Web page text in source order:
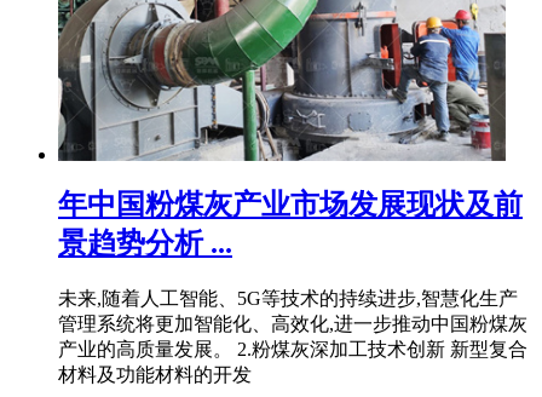
年中国粉煤灰产业市场发展现状及前
景趋势分析 ...
未来,随着人工智能、5G等技术的持续进步,智慧化生产
管理系统将更加智能化、高效化,进一步推动中国粉煤灰
产业的高质量发展。 2.粉煤灰深加工技术创新 新型复合
材料及功能材料的开发